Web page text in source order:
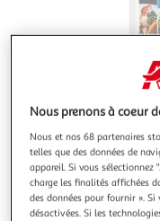
Nous prenons à coeur
Nous et nos 68 partenaires
telles que des données de
appareil. Si vous sélectionnez
charge les finalités affichées
des données pour fournir ».
désactivées. Si les